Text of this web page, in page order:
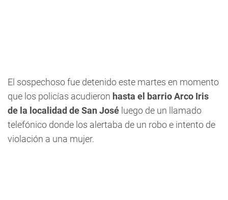
El sospechoso fue detenido este martes en momento
que los policías acudieron hasta el barrio Arco Iris
de la localidad de San José luego de un llamado
telefónico donde los alertaba de un robo e intento de
violación a una mujer.